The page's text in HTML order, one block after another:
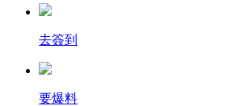
去簽到
要爆料